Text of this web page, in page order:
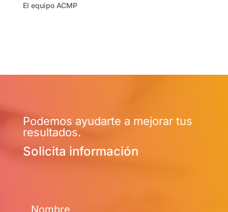
El equipo ACMP
Podemos ayudarte a mejorar tus
resultados.
Solicita información